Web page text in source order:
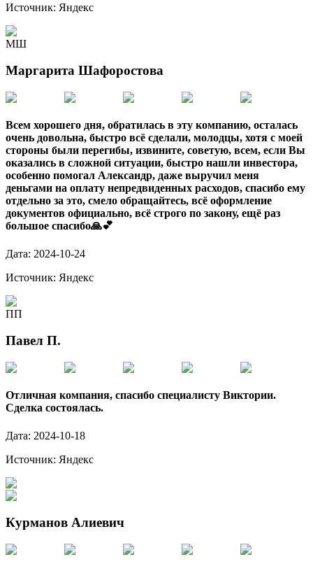
Источник: Яндекс
МШ
Маргарита Шафоростова
Всем хорошего дня, обратилась в эту компанию, осталась
очень довольна, быстро всё сделали, молодцы, хотя с моей
стороны были перегибы, извините, советую, всем, если Вы
оказались в сложной ситуации, быстро нашли инвестора,
особенно помогал Александр, даже выручил меня
деньгами на оплату непредвиденных расходов, спасибо ему
отдельно за это, смело обращайтесь, всё оформление
документов официально, всё строго по закону, ещё раз
большое спасибо🙏💕
Дата: 2024-10-24
Источник: Яндекс
ПП
Павел П.
Отличная компания, спасибо специалисту Виктории.
Сделка состоялась.
Дата: 2024-10-18
Источник: Яндекс
Курманов Алиевич